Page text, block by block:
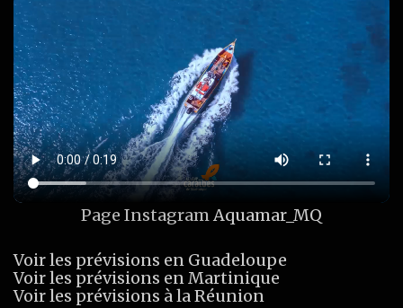
Page InstagramAquamar_MQ
Voir les prévisions en Guadeloupe
Voir les prévisions en Martinique
Voir les prévisions à la Réunion